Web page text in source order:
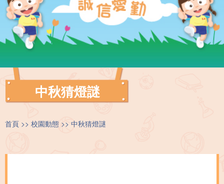
中秋猜燈謎
首頁 校園動態 中秋猜燈謎